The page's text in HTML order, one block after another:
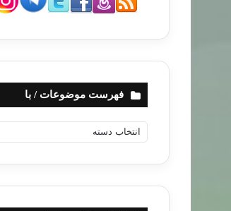
فهرست موضوعات / با
ه
ت